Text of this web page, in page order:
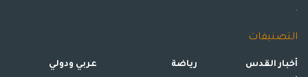
.
التصنيفات
أخبار القدس
رياضة
عربي ودولي